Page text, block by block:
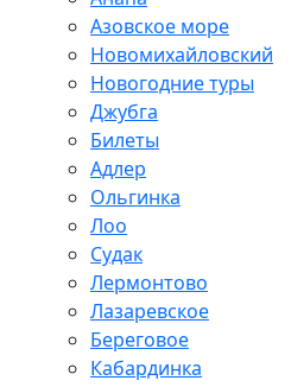
Азовское море
Новомихайловский
Новогодние туры
Джубга
Билеты
Адлер
Ольгинка
Лоо
Судак
Лермонтово
Лазаревское
Береговое
Кабардинка